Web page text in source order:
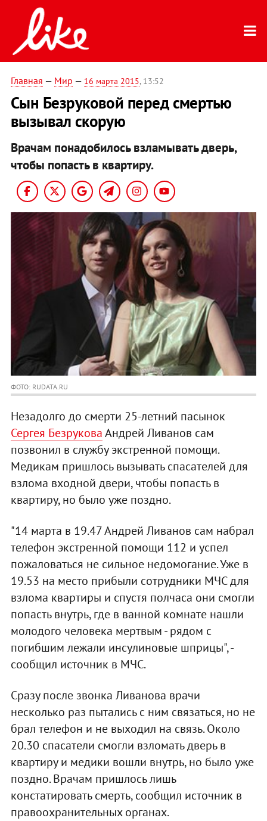
Главная — Мир — 16 марта 2015, 13:52
Сын Безруковой перед смертью
вызывал скорую
Врачам понадобилось взламывать дверь,
чтобы попасть в квартиру.
ФОТО: RUDATA.RU
Незадолго до смерти 25-летний пасынок
Сергея БезруковаАндрей Ливанов сам
позвонил в службу экстренной помощи.
Медикам пришлось вызывать спасателей для
взлома входной двери, чтобы попасть в
квартиру, но было уже поздно.
"14 марта в 19.47 Андрей Ливанов сам набрал
телефон экстренной помощи 112 и успел
пожаловаться не сильное недомогание. Уже в
19.53 на место прибыли сотрудники МЧС для
взлома квартиры и спустя полчаса они смогли
попасть внутрь, где в ванной комнате нашли
молодого человека мертвым - рядом с
погибшим лежали инсулиновые шприцы", -
сообщил источник в МЧС.
Сразу после звонка Ливанова врачи
несколько раз пытались с ним связаться, но не
брал телефон и не выходил на связь. Около
20.30 спасатели смогли взломать дверь в
квартиру и медики вошли внутрь, но было уже
поздно. Врачам пришлось лишь
констатировать смерть, сообщил источник в
правоохранительных органах.